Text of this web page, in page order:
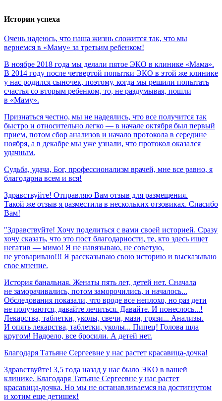
Истории успеха
Очень надеюсь, что наша жизнь сложится так, что мы
вернемся в «Маму» за третьим ребенком!
В ноябре 2018 года мы делали пятое ЭКО в клинике «Мама».
В 2014 году после четвертой попытки ЭКО в этой же клинике
у нас родился сыночек, поэтому, когда мы решили попытать
счастья со вторым ребенком, то, не раздумывая, пошли
в «Маму».
Признаться честно, мы не надеялись, что все получится так
быстро и относительно легко — в начале октября был первый
прием, потом сбор анализов и начало протокола в середине
ноября, а в декабре мы уже узнали, что протокол оказался
удачным.
Судьба, удача, Бог, профессионализм врачей, мне все равно, я
благодарна всем и вся!
Здравствуйте! Отправляю Вам отзыв для размещения.
Такой же отзыв я разместила в нескольких отзовиках. Спасибо
Вам!
"Здравствуйте! Хочу поделиться с вами своей историей. Сразу
хочу сказать, что это пост благодарности, те, кто здесь ищет
негатив — мимо! Я не навязываю, не советую,
не уговариваю!!! Я рассказываю свою историю и высказываю
свое мнение.
История банальная. Женаты пять лет, детей нет. Сначала
не заморачивались, потом заморочились, и началось...
Обследования показали, что вроде все неплохо, но раз дети
не получаются, давайте лечиться. Давайте. И понеслось...!
Лекарства, таблетки, уколы, свечи, мази, грязи... Анализы.
И опять лекарства, таблетки, уколы... Пипец! Голова шла
кругом! Надоело, все бросили. А детей нет.
Благодаря Татьяне Сергеевне у нас растет красавица-дочка!
Здравствуйте! 3,5 года назад у нас было ЭКО в вашей
клинике. Благодаря Татьяне Сергеевне у нас растет
красавица-дочка. Но мы не останавливаемся на достигнутом
и хотим еще детишек!